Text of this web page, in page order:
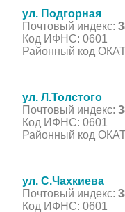
ул. Подгорная
Почтовый индекс:
Код ИФНС: 0601
Районный код
ул. Л.Толстого
Почтовый индекс:
Код ИФНС: 0601
Районный код
ул. С.Чахкиева
Почтовый индекс:
Код ИФНС: 0601